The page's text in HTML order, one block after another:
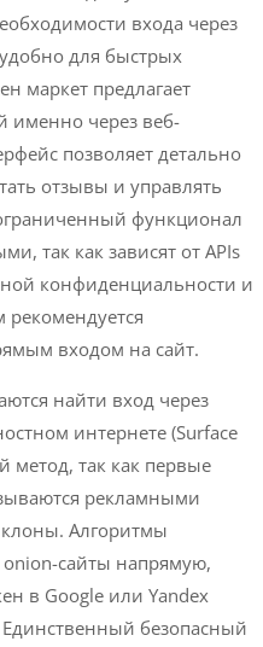
входа через
для быстрых
маркет предлагает
именно через веб-
позволяет детально
отзывы и управлять
функционал
так как зависят от APIs
конфиденциальности и
рекомендуется
входом на сайт.
найти вход через
интернете (Surface
метод, так как первые
рекламными
Алгоритмы
сайты напрямую,
в Google или Yandex
безопасный